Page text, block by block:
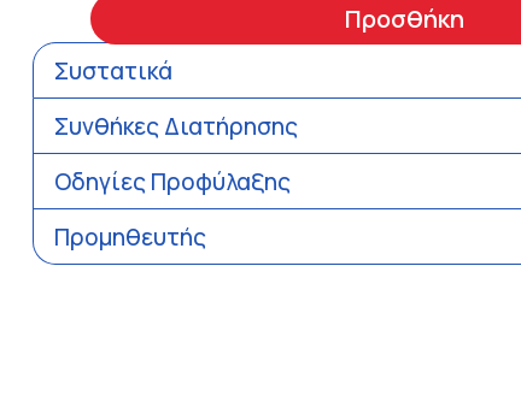
Προσθήκη
Συστατικά
Συνθήκες Διατήρησης
Οδηγίες Προφύλαξης
Προμηθευτής